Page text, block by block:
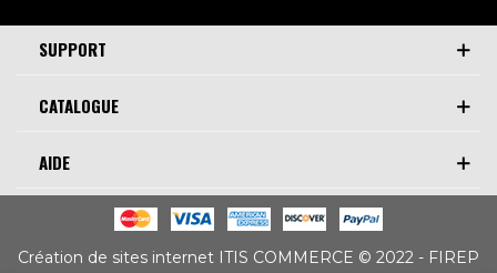
AIDE
CATALOGUE
SUPPORT
Création de sites internet ITIS COMMERCE © 2022 - FIREP